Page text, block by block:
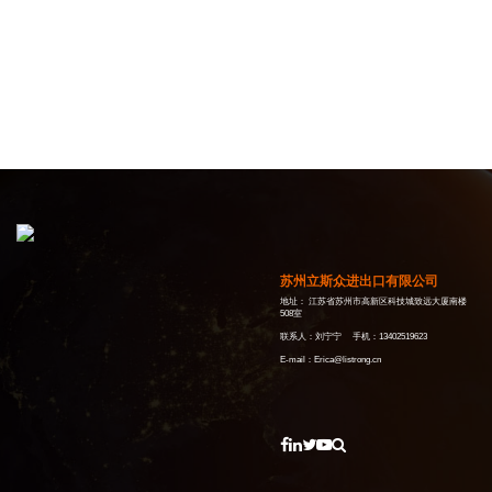
苏州立斯众进出口有限公司
地址： 江苏省苏州市高新区科技城致远大厦南楼
508室
联系人：刘宁宁 手机：13402519623
E-mail：Erica@listrong.cn